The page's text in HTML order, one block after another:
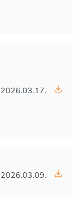
2026.03.17.
2026.03.09.